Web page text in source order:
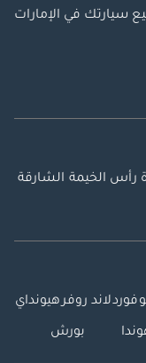
سيارتك في الإمارات
رأس الخيمة الشارقة
فوردلاند روفرهيونداي
بورش